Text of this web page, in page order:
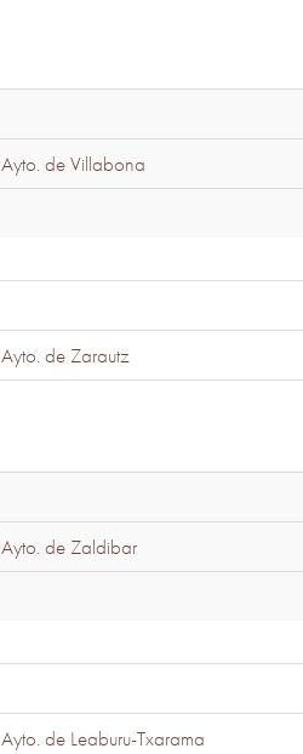
Ayto. de Villabona
Ayto. de Zarautz
Ayto. de Zaldibar
Ayto. de Leaburu-Txarama